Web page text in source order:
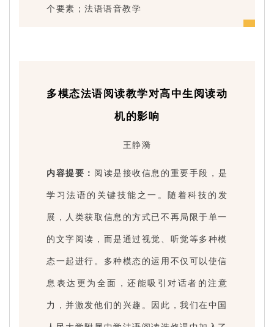
个要素；法语语音教学
多模态法语阅读教学对高中生阅读动
机的影响
王静漪
内容提要： 阅读是接收信息的重要手段，是
学习法语的关键技能之一。随着科技的发
展，人类获取信息的方式已不再局限于单一
的文字阅读，而是通过视觉、听觉等多种模
态一起进行。多种模态的运用不仅可以使信
息表达更为全面，还能吸引对话者的注意
力，并激发他们的兴趣。因此，我们在中国